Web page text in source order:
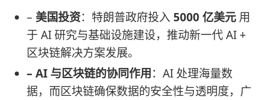
– 美国投资：特朗普政府投入 5000 亿美元 用
于 AI 研究与基础设施建设，推动新一代 AI +
区块链解决方案发展。
– AI 与区块链的协同作用：AI 处理海量数
据，而区块链确保数据的安全性与透明度，广